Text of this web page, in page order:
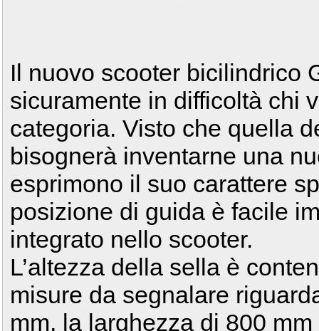
Il nuovo scooter bicilindrico
sicuramente in difficoltà chi
categoria. Visto che quella
bisognerà inventarne una
esprimono il suo carattere
posizione di guida è facile
integrato nello scooter.
L’altezza della sella è
misure da segnalare
mm, la larghezza di 800